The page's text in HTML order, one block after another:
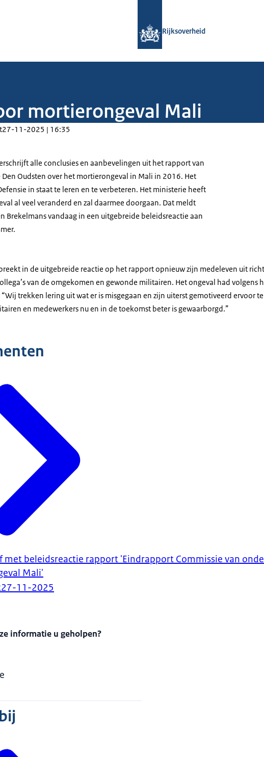
Rijksoverheid
mortierongeval Mali
27-11-2025 | 16:35
alle conclusies en aanbevelingen uit het rapport van
Den Oudsten over het mortierongeval in Mali in 2016. Het
in staat te leren en te verbeteren. Het ministerie heeft
al veel veranderd en zal daarmee doorgaan. Dat meldt
Brekelmans vandaag in een uitgebreide beleidsreactie aan
in de uitgebreide reactie op het rapport opnieuw zijn medeleven uit
van de omgekomen en gewonde militairen. Het ongeval had volgens
trekken lering uit wat er is misgegaan en zijn uiterst gemotiveerd ervoor
en medewerkers nu en in de toekomst beter is gewaarborgd.”
met beleidsreactie rapport 'Eindrapport Commissie van
Mali'
27-11-2025
informatie u geholpen?